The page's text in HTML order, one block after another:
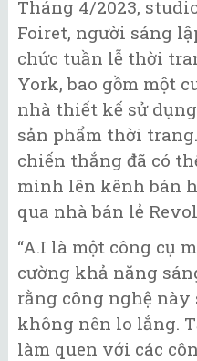
Tháng 4/2023,
Foiret, người sáng
chức tuần lễ thời
York, bao gồm một
nhà thiết kế sử
sản phẩm thời
chiến thắng đã có
mình lên kênh bán
qua nhà bán lẻ
“A.I là một công cụ
cường khả năng
rằng công nghệ
không nên lo lắng.
làm quen với các